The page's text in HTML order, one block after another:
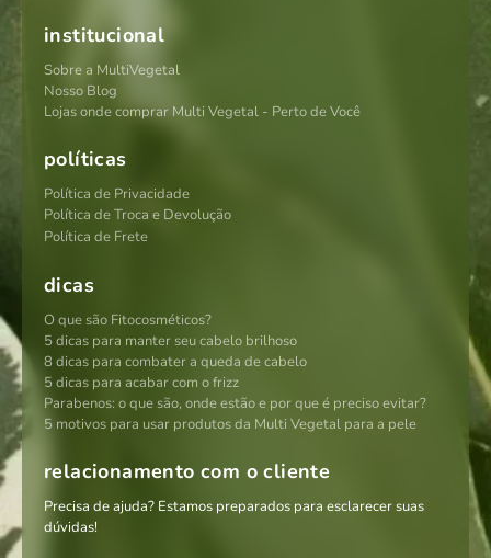
institucional
Sobre a MultiVegetal
Nosso Blog
Lojas onde comprar Multi Vegetal - Perto de Você
políticas
Política de Privacidade
Política de Troca e Devolução
Política de Frete
dicas
O que são Fitocosméticos?
5 dicas para manter seu cabelo brilhoso
8 dicas para combater a queda de cabelo
5 dicas para acabar com o frizz
Parabenos: o que são, onde estão e por que é preciso evitar?
5 motivos para usar produtos da Multi Vegetal para a pele
relacionamento com o cliente
Precisa de ajuda? Estamos preparados para esclarecer suas
dúvidas!